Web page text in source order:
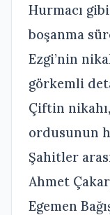
Hurmacı
boşanma
Ezgi’nin
görkemli
Çiftin
ordusunun
Şahitler
Ahmet
Egemen